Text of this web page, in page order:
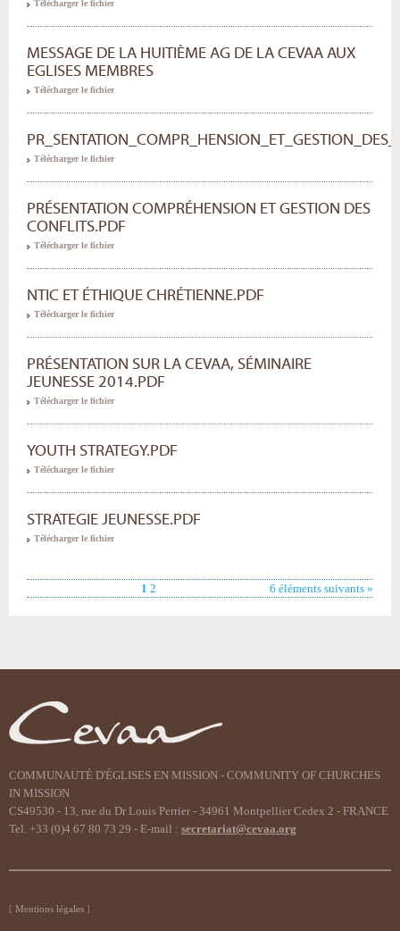
Télécharger le fichier
MESSAGE DE LA HUITIÈME AG DE LA CEVAA AUX
EGLISES MEMBRES
Télécharger le fichier
Télécharger le fichier
PRÉSENTATION COMPRÉHENSION ET GESTION DES
CONFLITS.PDF
Télécharger le fichier
NTIC ET ÉTHIQUE CHRÉTIENNE.PDF
Télécharger le fichier
PRÉSENTATION SUR LA CEVAA, SÉMINAIRE
JEUNESSE 2014.PDF
Télécharger le fichier
YOUTH STRATEGY.PDF
Télécharger le fichier
STRATEGIE JEUNESSE.PDF
Télécharger le fichier
6 éléments suivants »
1 2
COMMUNAUTÉ D'ÉGLISES EN MISSION - COMMUNITY OF CHURCHES
IN MISSION
CS49530 - 13, rue du Dr Louis Perrier - 34961 Montpellier Cedex 2 - FRANCE
Tel. +33 (0)4 67 80 73 29 - E-mail : secretariat@cevaa.org
Mentions légales